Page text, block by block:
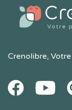
Crenolibre,
FacebookYoutube